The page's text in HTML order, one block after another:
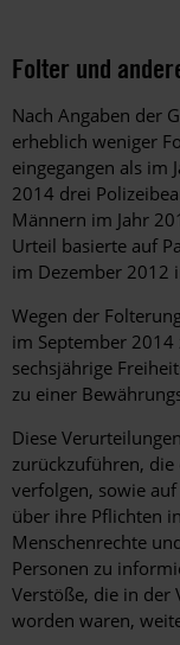
Folter und
Nach Angaben der
erheblich weniger
eingegangen als im
2014 drei
Männern im Jahr
Urteil basierte auf
im Dezember 2012
Wegen der
im September
sechsjährige
zu einer
Diese
zurückzuführen,
verfolgen, sowie
über ihre Pflichten
Menschenrechte
Personen zu
Verstöße, die in der
worden waren,